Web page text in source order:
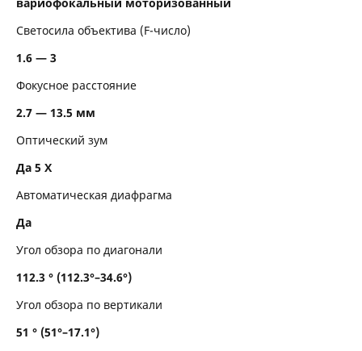
Светосила объектива (F-число)
1.6 — 3
Фокусное расстояние
2.7 — 13.5 мм
Оптический зум
Да 5 Х
Автоматическая диафрагма
Да
Угол обзора по диагонали
112.3 ° (112.3°–34.6°)
Угол обзора по вертикали
51 ° (51°–17.1°)